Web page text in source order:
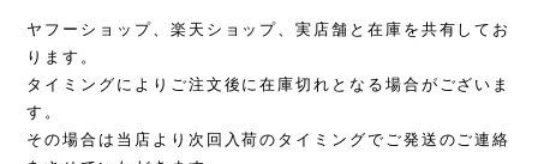
ヤフーショップ、楽天ショップ、実店舗と在庫を共有してお
ります。
タイミングによりご注文後に在庫切れとなる場合がございま
す。
その場合は当店より次回入荷のタイミングでご発送のご連絡